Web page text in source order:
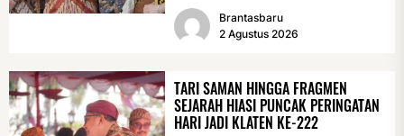
pelajar dan pemuda. Pengukuhan
tersebut digelar...
Brantasbaru
2 Agustus 2026
TARI SAMAN HINGGA FRAGMEN
SEJARAH HIASI PUNCAK PERINGATAN
HARI JADI KLATEN KE-222